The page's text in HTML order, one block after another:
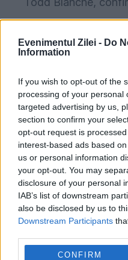
Evenimentul Zilei - Do
Information
If you wish to opt-out of the
processing of your personal
targeted advertising by us,
section to confirm your
opt-out request is
interest-based ads based
us or personal information
your opt-out. You may
disclosure of your personal
IAB’s list of downstream
also be disclosed by us to
Downstream Participants
CONFIRM
procuror
Donald Trump
„Trebuie să-l